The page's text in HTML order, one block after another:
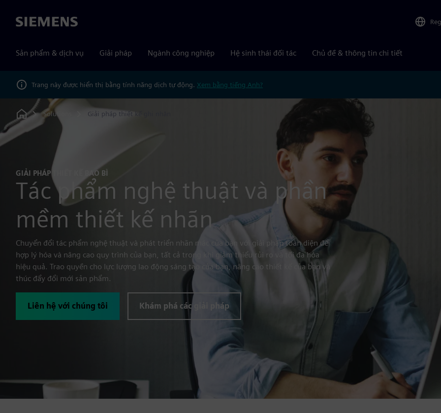
Siemens
Sản phẩm & dịch vụ Giải pháp Ngành công nghiệp Hệ sinh thái đối tác Chủ đề & thông tin chi tiết
Trang này được hiển thị bằng tính năng dịch tự động. Xem bằng tiếng Anh?
Home
Solutions Giải pháp thiết kế ghi nhãn
GIẢI PHÁP THIẾT KẾ BAO BÌ
Tác phẩm nghệ thuật và phần
mềm thiết kế nhãn
Chuyển đổi tác phẩm nghệ thuật và phát triển nhãn mác của bạn với giải pháp toàn diện để
hợp lý hóa và nâng cao quy trình của bạn, tất cả trong khi giảm thiểu rủi ro và tối đa hóa
hiệu quả. Trao quyền cho lực lượng lao động sáng tạo của bạn, nâng cao thiết kế của bạn và
thúc đẩy đổi mới sản phẩm.
Liên hệ với chúng tôi Khám phá các giải pháp